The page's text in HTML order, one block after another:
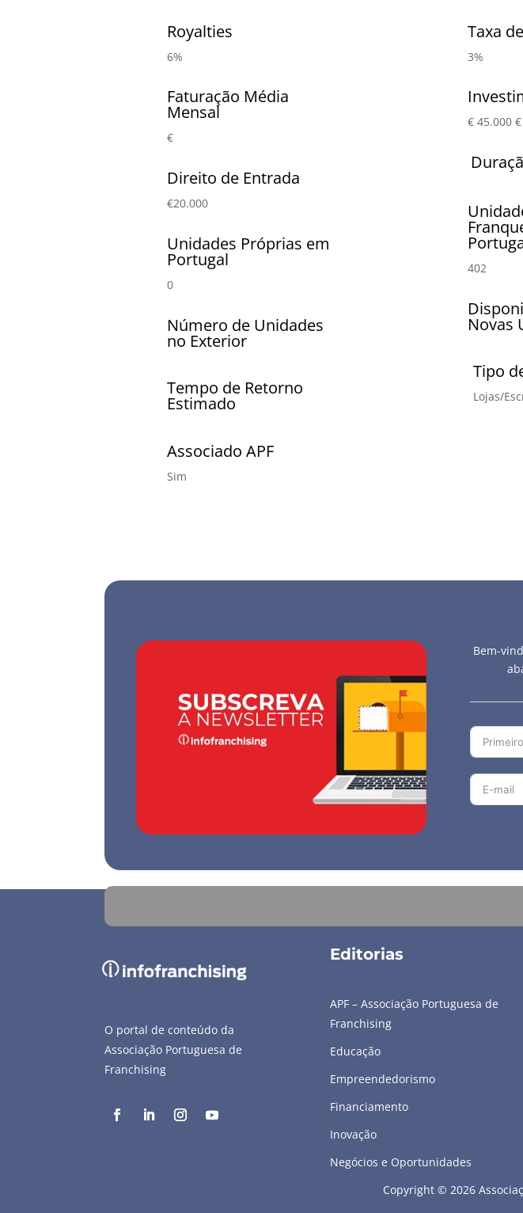
Royalties
6%
Faturação Média
Mensal
€
Direito de Entrada
€20.000
Unidades Próprias em
Portugal
0
Número de Unidades
no Exterior
Tempo de Retorno
Estimado
Associado APF
Sim
Taxa
3%
€ 45.000 €
402
Novas
Tipo
Lojas/
Bem-
O portal de conteúdo da
Associação Portuguesa de
Franchising
Editorias
APF – Associação Portuguesa de
Franchising
Educação
Empreendedorismo
Financiamento
Inovação
Negócios e Oportunidades
Copyright © 2026